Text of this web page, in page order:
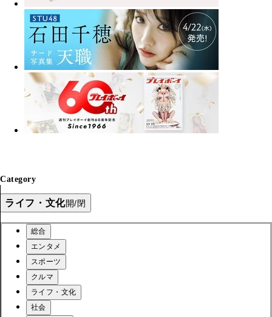
Category
ライフ・文化開/閉
総合
エンタメ
スポーツ
クルマ
ライフ・文化
社会